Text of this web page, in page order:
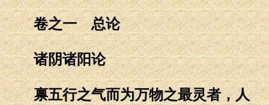
卷之一 总论
诸阴诸阳论
禀五行之气而为万物之最灵者，人